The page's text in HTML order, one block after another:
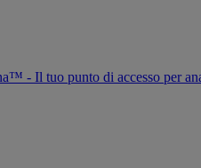
- Il tuo punto di accesso per